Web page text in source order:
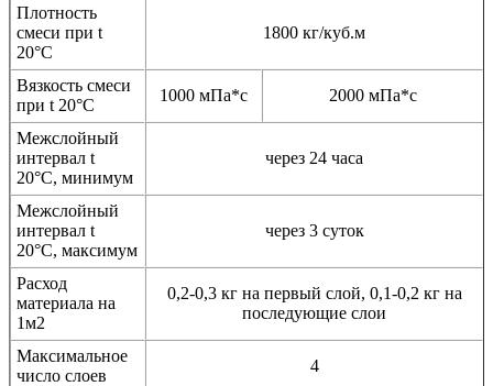
Плотность
смеси при t
20°C
1800 кг/куб.м
Вязкость смеси
при t 20°С
1000 мПа*с 2000 мПа*с
Межслойный
интервал t
20°С, минимум
через 24 часа
Межслойный
интервал t
20°С, максимум
через 3 суток
Расход
материала на
1м2
0,2-0,3 кг на первый слой, 0,1-0,2 кг на
последующие слои
Максимальное
число слоев
4